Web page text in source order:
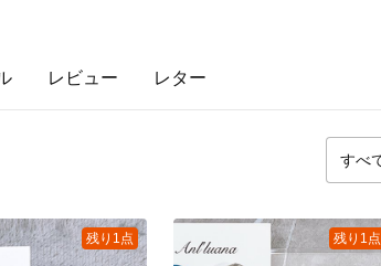
レビュー レター
残り1点 残り1点